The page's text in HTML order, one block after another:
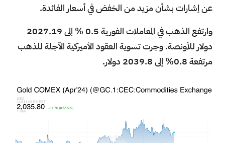
عن إشارات بشأن مزيد من الخفض في أسعار الفائدة.
وارتفع الذهب في المعاملات الفورية 0.5 % إلى 2027.19
دولار للأونصة. وجرت تسوية العقود الأميركية الآجلة للذهب
مرتفعة 0.8% إلى 2039.8 دولار.